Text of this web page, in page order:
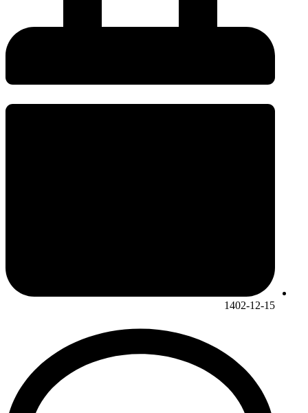
1402-12-15